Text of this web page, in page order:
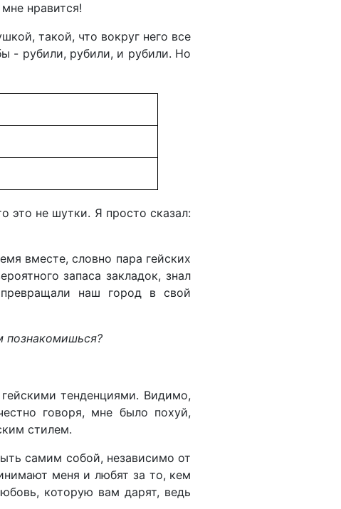
нравится!
такой, что вокруг него все
- рубили, рубили, и рубили. Но
это не шутки. Я просто сказал:
вместе, словно пара гейских
запаса закладок, знал
наш город в свой
познакомишься?
тенденциями. Видимо,
говоря, мне было похуй,
стилем.
самим собой, независимо от
меня и любят за то, кем
которую вам дарят, ведь